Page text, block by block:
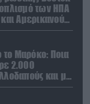
των ΗΠΑ
Αμερικανούς
βίντεο
το Μαρόκο: Ποια
2.000
και με
Ισπανία